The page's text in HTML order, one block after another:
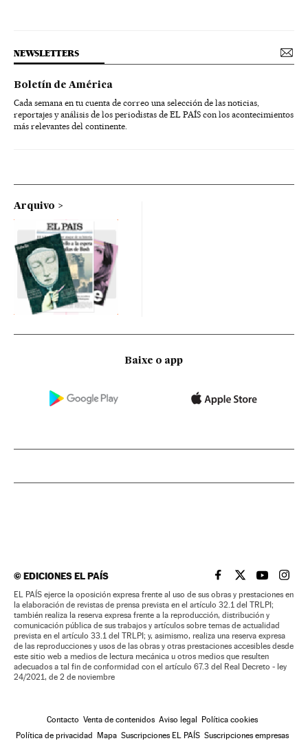
NEWSLETTERS
Boletín de América
Cada semana en tu cuenta de correo una selección de las noticias,
reportajes y análisis de los periodistas de EL PAÍS con los acontecimientos
más relevantes del continente.
Arquivo
Baixe o app
©EDICIONES EL PAÍS EL PAÍS BRASIL EN
EL PAÍSEL PAÍS
EL
EL PAÍS ejerce la oposición expresa frente al uso de sus obras y prestaciones en
la elaboración de revistas de prensa prevista en el artículo 32.1 del TRLPI;
también realiza la reserva expresa frente a la reproducción, distribución y
comunicación pública de sus trabajos y artículos sobre temas de actualidad
prevista en el artículo 33.1 del TRLPI; y, asimismo, realiza una reserva expresa
de las reproducciones y usos de las obras y otras prestaciones accesibles desde
este sitio web a medios de lectura mecánica u otros medios que resulten
adecuados a tal fin de conformidad con el artículo 67.3 del Real Decreto - ley
24/2021, de 2 de noviembre
Contacto Venta de contenidos Aviso legal
Política cookies
Política de privacidad
Mapa Suscripciones EL PAÍS Suscripciones empresas